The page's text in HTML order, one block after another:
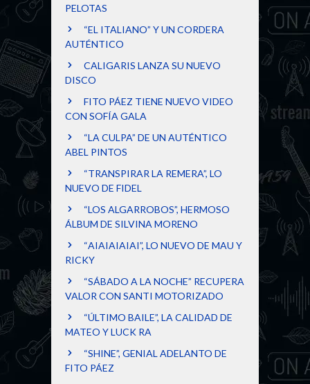
PELOTAS
“EL ITALIANO” Y UN CORDERA
AUTÉNTICO
CALIGARIS LANZA SU NUEVO
DISCO
FITO PÁEZ TIENE NUEVO VIDEO
CON SOFÍA GALA
“LA CULPA” DE UN AUTÉNTICO
ABEL PINTOS
“TRANSPIRAR LA REMERA”, LO
NUEVO DE FIDEL
“LOS ALGARROBOS”, HERMOSO
ÁLBUM DE SILVINA MORENO
“AIAIAIAIAI”, LO NUEVO DE MAU Y
RICKY
“SÁBADO A LA NOCHE” RECUPERA
VALOR CON SANTI MOTORIZADO
“ÚLTIMO BAILE”, LA CALIDAD DE
MATEO Y LUCK RA
“SHINE”, GENIAL ADELANTO DE
FITO PÁEZ